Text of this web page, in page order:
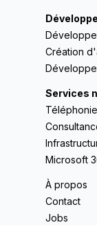
Création
Services
Microsoft
À propos
Contact
Jobs